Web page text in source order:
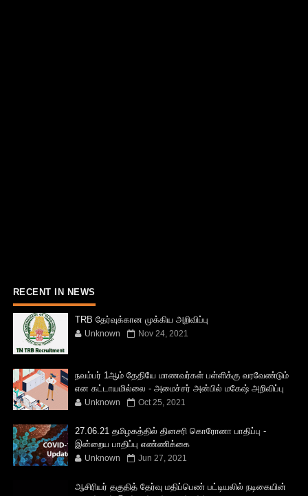
RECENT IN NEWS
TRB தேர்வுக்கான முக்கிய அறிவிப்பு
Unknown Nov 24, 2021
நவம்பர் 1ஆம் தேதியே மாணவர்கள் பள்ளிக்கு வரவேண்டும்
என கட்டாயமில்லை - அமைச்சர் அன்பில் மகேஷ் அறிவிப்பு
Unknown Oct 25, 2021
27.06.21 தமிழகத்தில் தினசரி கொரோனா பாதிப்பு -
இன்றைய பாதிப்பு எண்ணிக்கை
Unknown Jun 27, 2021
ஆசிரியர் தகுதித் தேர்வு மதிப்பெண் பட்டியலில் நடிகையின்